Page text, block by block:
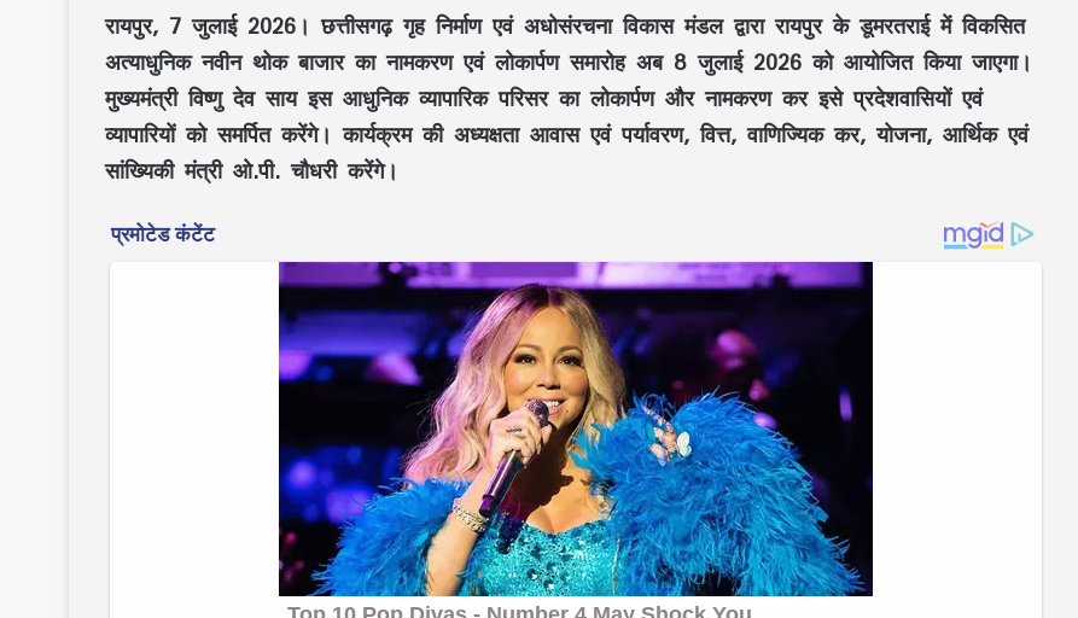
रायपुर, 7 जुलाई 2026। छत्तीसगढ़गृह निर्माण एवं अधोसंरचना विकास मंडलद्वारारायपुरकेडूमरतराईमें विकसित
अत्याधुनिक नवीन थोक बाजारकानामकरण एवं लोकार्पण समारोहअब 8 जुलाई 2026 को आयोजित किया जाएगा।
मुख्यमंत्री विष्णु देव सायइस आधुनिक व्यापारिक परिसर कालोकार्पणऔरनामकरणकर इसे प्रदेशवासियों एवं
व्यापारियों को समर्पित करेंगे। कार्यक्रम की अध्यक्षता आवास एवं पर्यावरण, वित्त, वाणिज्यिक कर, योजना, आर्थिक एवं
सांख्यिकी मंत्री ओ.पी. चौधरीकरेंगे।